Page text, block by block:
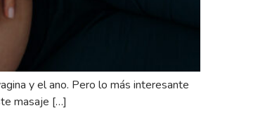
y el ano. Pero lo más interesante
masaje […]